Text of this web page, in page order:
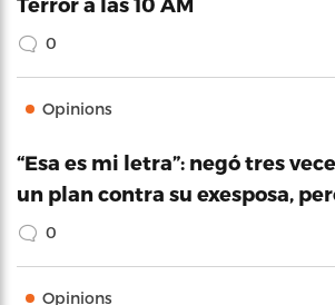
0
Opinions
“Esa es mi letra”: negó tres
un plan contra su exesposa,
0
Opinions